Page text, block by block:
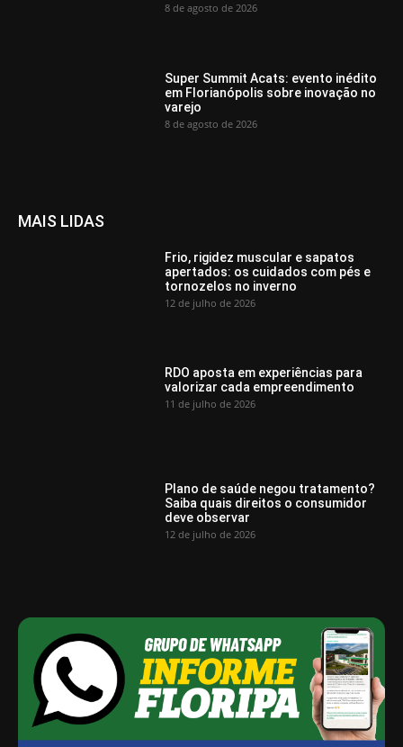
8 de agosto de 2026
Super Summit Acats: evento inédito
em Florianópolis sobre inovação no
varejo
8 de agosto de 2026
MAIS LIDAS
Frio, rigidez muscular e sapatos
apertados: os cuidados com pés e
tornozelos no inverno
12 de julho de 2026
RDO aposta em experiências para
valorizar cada empreendimento
11 de julho de 2026
Plano de saúde negou tratamento?
Saiba quais direitos o consumidor
deve observar
12 de julho de 2026